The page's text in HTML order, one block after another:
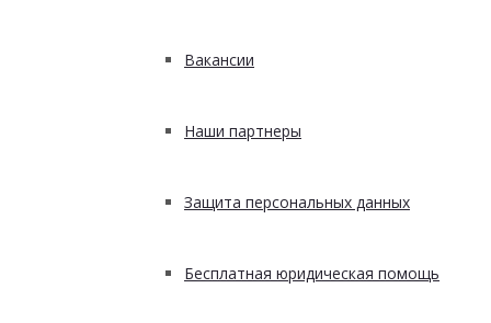
Вакансии
Наши партнеры
Защита персональных данных
Бесплатная юридическая помощь